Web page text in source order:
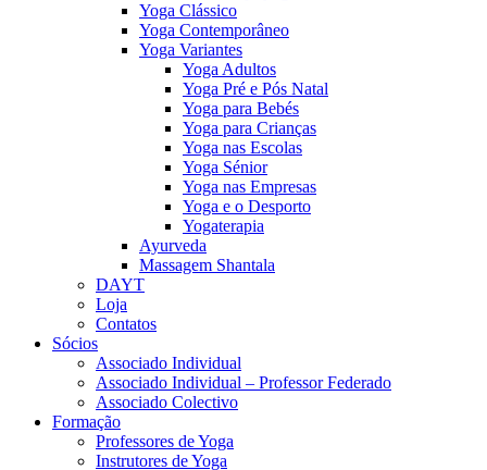
Yoga Clássico
Yoga Contemporâneo
Yoga Variantes
Yoga Adultos
Yoga Pré e Pós Natal
Yoga para Bebés
Yoga para Crianças
Yoga nas Escolas
Yoga Sénior
Yoga nas Empresas
Yoga e o Desporto
Yogaterapia
Ayurveda
Massagem Shantala
DAYT
Loja
Contatos
Sócios
Associado Individual
Associado Individual – Professor Federado
Associado Colectivo
Formação
Professores de Yoga
Instrutores de Yoga